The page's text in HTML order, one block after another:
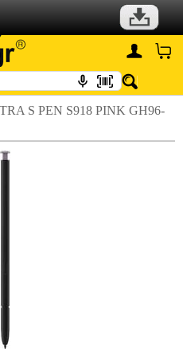
S PEN S918 PINK GH96-